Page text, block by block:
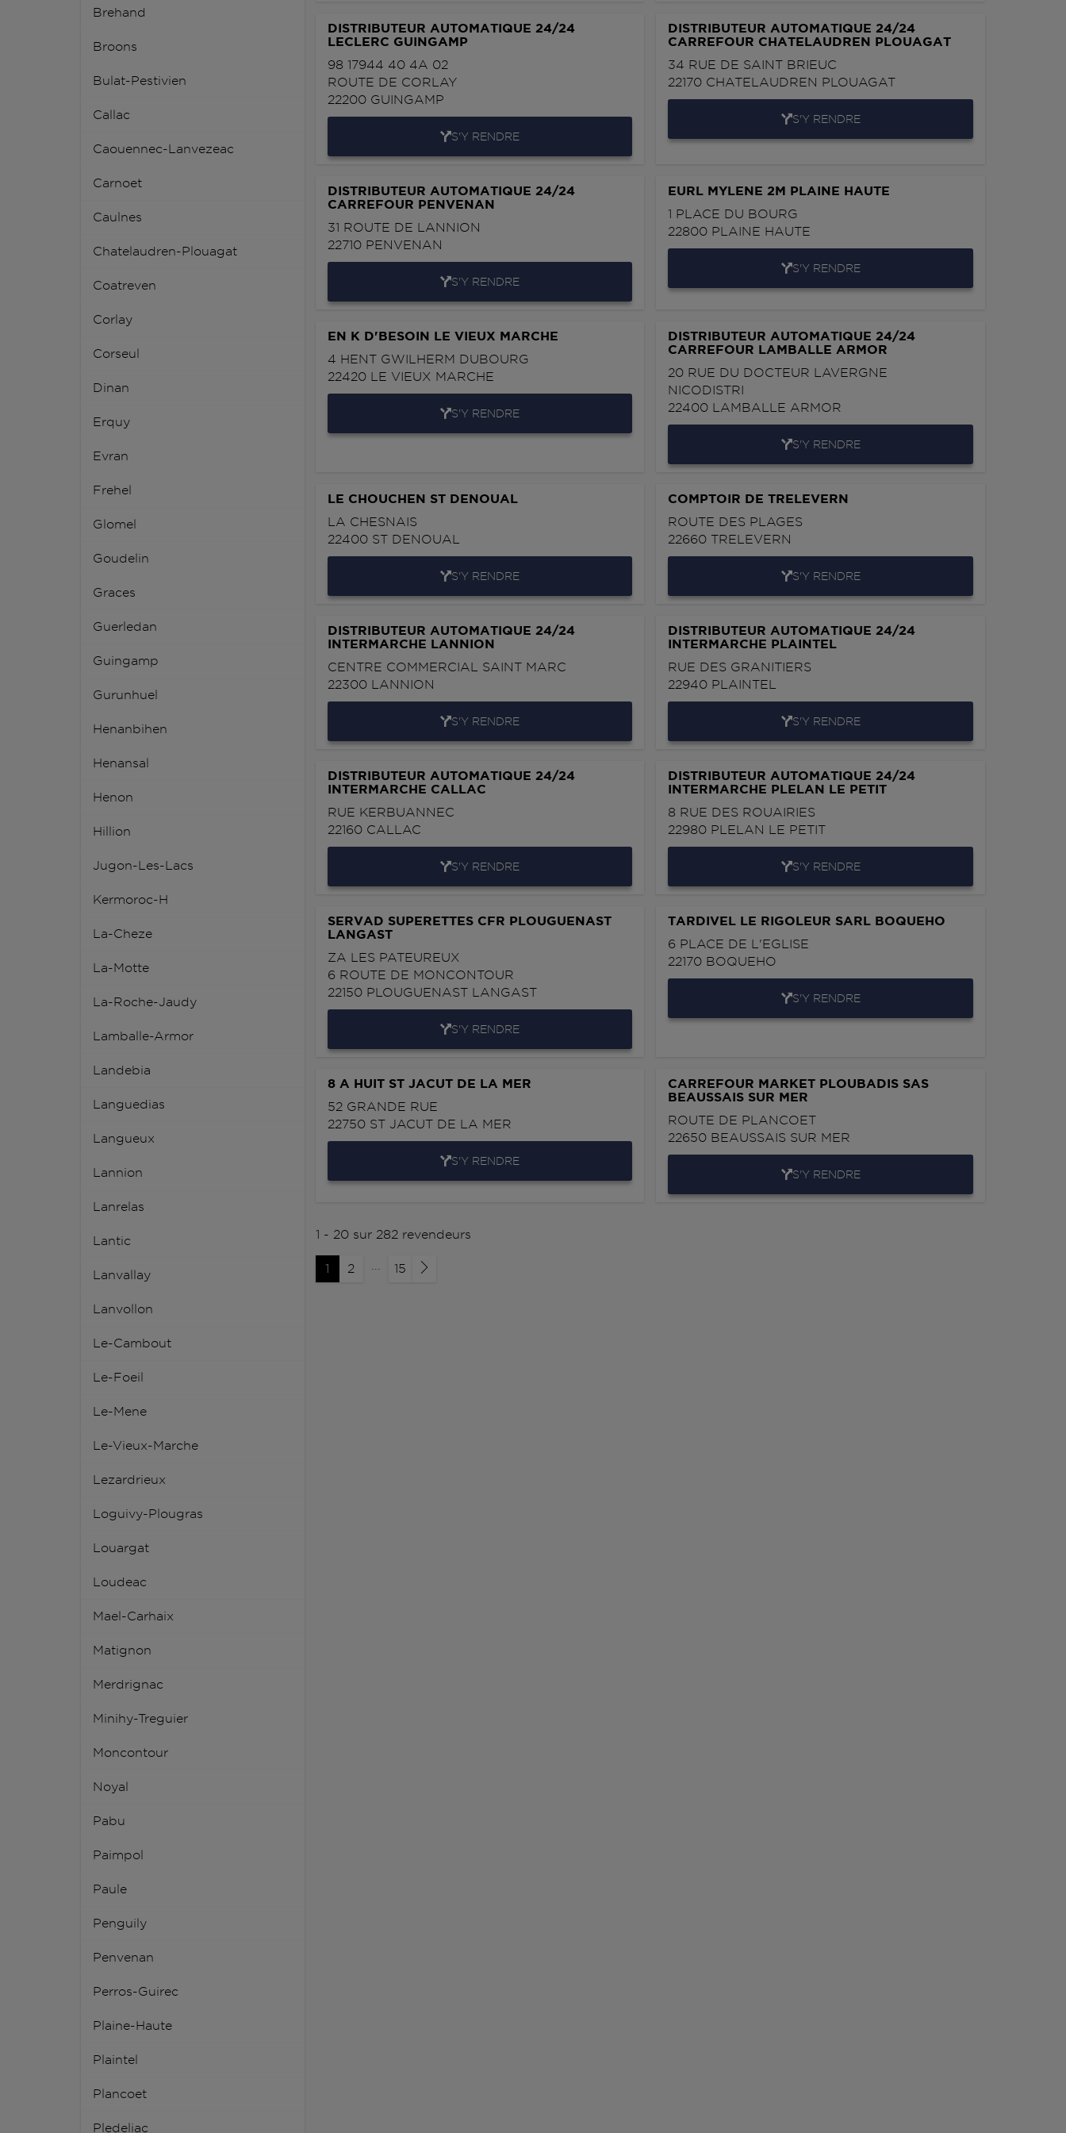
Brehand
Broons
Bulat-Pestivien
Callac
Caouennec-Lanvezeac
Carnoet
Caulnes
Chatelaudren-Plouagat
Coatreven
Corlay
Corseul
Dinan
Erquy
Evran
Frehel
Glomel
Goudelin
Graces
Guerledan
Guingamp
Gurunhuel
Henanbihen
Henansal
Henon
Hillion
Jugon-Les-Lacs
Kermoroc-H
La-Cheze
La-Motte
La-Roche-Jaudy
Lamballe-Armor
Landebia
Languedias
Langueux
Lannion
Lanrelas
Lantic
Lanvallay
Lanvollon
Le-Cambout
Le-Foeil
Le-Mene
Le-Vieux-Marche
Lezardrieux
Loguivy-Plougras
Louargat
Loudeac
Mael-Carhaix
Matignon
Merdrignac
Minihy-Treguier
Moncontour
Noyal
Pabu
Paimpol
Paule
Penguily
Penvenan
Perros-Guirec
Plaine-Haute
Plaintel
Plancoet
Pledeliac
DISTRIBUTEUR AUTOMATIQUE 24/24
LECLERC GUINGAMP
98 17944 40 4A 02
ROUTE DE CORLAY
22200 GUINGAMP
S'Y RENDRE
DISTRIBUTEUR AUTOMATIQUE 24/24
CARREFOUR CHATELAUDREN PLOUAGAT
34 RUE DE SAINT BRIEUC
22170 CHATELAUDREN PLOUAGAT
S'Y RENDRE
DISTRIBUTEUR AUTOMATIQUE 24/24
CARREFOUR PENVENAN
31 ROUTE DE LANNION
22710 PENVENAN
S'Y RENDRE
EURL MYLENE 2M PLAINE HAUTE
1 PLACE DU BOURG
22800 PLAINE HAUTE
S'Y RENDRE
EN K D'BESOIN LE VIEUX MARCHE
4 HENT GWILHERM DUBOURG
22420 LE VIEUX MARCHE
S'Y RENDRE
DISTRIBUTEUR AUTOMATIQUE 24/24
CARREFOUR LAMBALLE ARMOR
20 RUE DU DOCTEUR LAVERGNE
NICODISTRI
22400 LAMBALLE ARMOR
S'Y RENDRE
LE CHOUCHEN ST DENOUAL
LA CHESNAIS
22400 ST DENOUAL
S'Y RENDRE
COMPTOIR DE TRELEVERN
ROUTE DES PLAGES
22660 TRELEVERN
S'Y RENDRE
DISTRIBUTEUR AUTOMATIQUE 24/24
INTERMARCHE LANNION
CENTRE COMMERCIAL SAINT MARC
22300 LANNION
S'Y RENDRE
DISTRIBUTEUR AUTOMATIQUE 24/24
INTERMARCHE PLAINTEL
RUE DES GRANITIERS
22940 PLAINTEL
S'Y RENDRE
DISTRIBUTEUR AUTOMATIQUE 24/24
INTERMARCHE CALLAC
RUE KERBUANNEC
22160 CALLAC
S'Y RENDRE
DISTRIBUTEUR AUTOMATIQUE 24/24
INTERMARCHE PLELAN LE PETIT
8 RUE DES ROUAIRIES
22980 PLELAN LE PETIT
S'Y RENDRE
SERVAD SUPERETTES CFR PLOUGUENAST
LANGAST
ZA LES PATEUREUX
6 ROUTE DE MONCONTOUR
22150 PLOUGUENAST LANGAST
S'Y RENDRE
TARDIVEL LE RIGOLEUR SARL BOQUEHO
6 PLACE DE L'EGLISE
22170 BOQUEHO
S'Y RENDRE
8 A HUIT ST JACUT DE LA MER
52 GRANDE RUE
22750 ST JACUT DE LA MER
S'Y RENDRE
CARREFOUR MARKET PLOUBADIS SAS
BEAUSSAIS SUR MER
ROUTE DE PLANCOET
22650 BEAUSSAIS SUR MER
S'Y RENDRE
1 - 20 sur 282 revendeurs
1 2 15